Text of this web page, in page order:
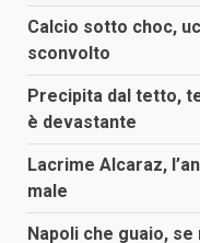
Calcio sotto choc,
sconvolto
Precipita dal tetto,
è devastante
Lacrime Alcaraz,
male
Napoli che guaio,